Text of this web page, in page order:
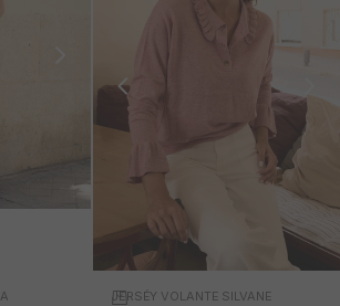
JERSÉY VOLANTE SILVANE